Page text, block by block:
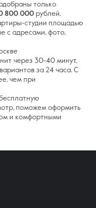
только
800 000 рублей.
студии площадью
с адресами, фото,
через 30-40 минут,
за 24 часа. С
чем при
поможем оформить
и комфортными